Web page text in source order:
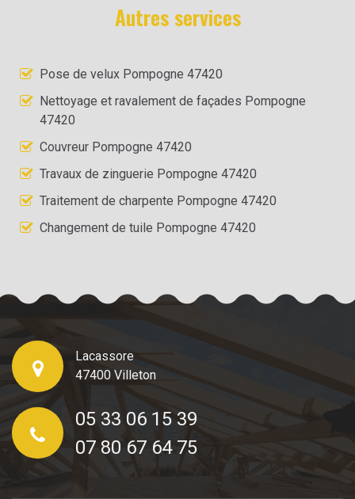
Autres services
Pose de velux Pompogne 47420
Nettoyage et ravalement de façades Pompogne
47420
Couvreur Pompogne 47420
Travaux de zinguerie Pompogne 47420
Traitement de charpente Pompogne 47420
Changement de tuile Pompogne 47420
Lacassore
47400 Villeton
05 33 06 15 39
07 80 67 64 75